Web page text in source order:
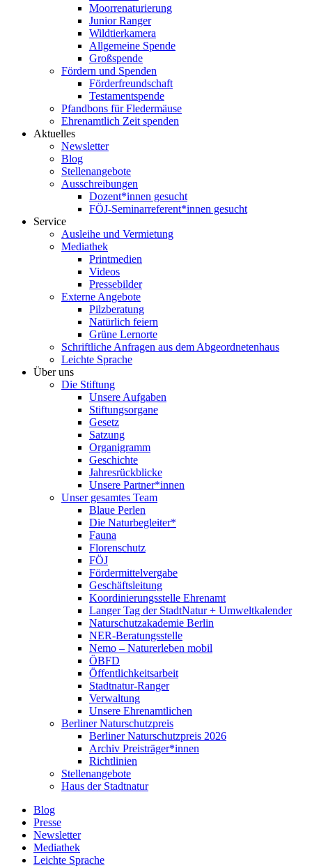
Moorrenaturierung
Junior Ranger
Wildtierkamera
Allgemeine Spende
Großspende
Fördern und Spenden
Förderfreundschaft
Testamentspende
Pfandbons für Fledermäuse
Ehrenamtlich Zeit spenden
Aktuelles
Newsletter
Blog
Stellenangebote
Ausschreibungen
Dozent*innen gesucht
FÖJ-Seminarreferent*innen gesucht
Service
Ausleihe und Vermietung
Mediathek
Printmedien
Videos
Pressebilder
Externe Angebote
Pilzberatung
Natürlich feiern
Grüne Lernorte
Schriftliche Anfragen aus dem Abgeordnetenhaus
Leichte Sprache
Über uns
Die Stiftung
Unsere Aufgaben
Stiftungsorgane
Gesetz
Satzung
Organigramm
Geschichte
Jahresrückblicke
Unsere Partner*innen
Unser gesamtes Team
Blaue Perlen
Die Naturbegleiter*
Fauna
Florenschutz
FÖJ
Fördermittelvergabe
Geschäftsleitung
Koordinierungsstelle Ehrenamt
Langer Tag der StadtNatur + Umweltkalender
Naturschutzakademie Berlin
NER-Beratungsstelle
Nemo – Naturerleben mobil
ÖBFD
Öffentlichkeitsarbeit
Stadtnatur-Ranger
Verwaltung
Unsere Ehrenamtlichen
Berliner Naturschutzpreis
Berliner Naturschutzpreis 2026
Archiv Preisträger*innen
Richtlinien
Stellenangebote
Haus der Stadtnatur
Blog
Presse
Newsletter
Mediathek
Leichte Sprache